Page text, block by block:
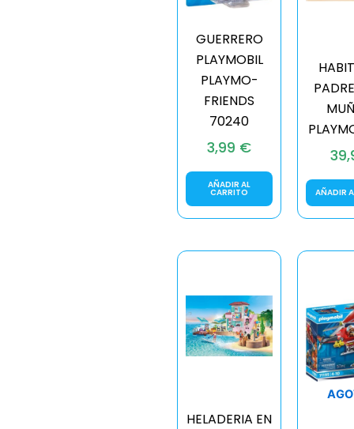
GUERRERO
PLAYMOBIL
PLAYMO-
FRIENDS
70240
3,99 €
AÑADIR AL
CARRITO AÑADIR
HELADERIA EN